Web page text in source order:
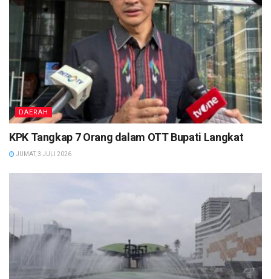
DAERAH
KPK Tangkap 7 Orang dalam OTT Bupati Langkat
JUMAT, 3 JULI 2026